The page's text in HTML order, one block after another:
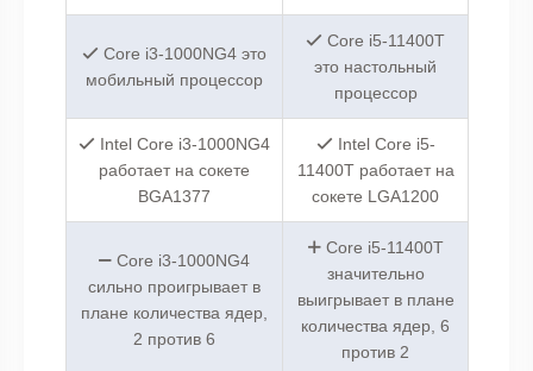
Core i3-1000NG4 это
мобильный процессор
Core i5-11400T
это настольный
процессор
Intel Core i3-1000NG4
работает на сокете
BGA1377
Intel Core i5-
11400T работает на
сокете LGA1200
Core i3-1000NG4
сильно проигрывает в
плане количества ядер,
2 против 6
Core i5-11400T
значительно
выигрывает в плане
количества ядер, 6
против 2